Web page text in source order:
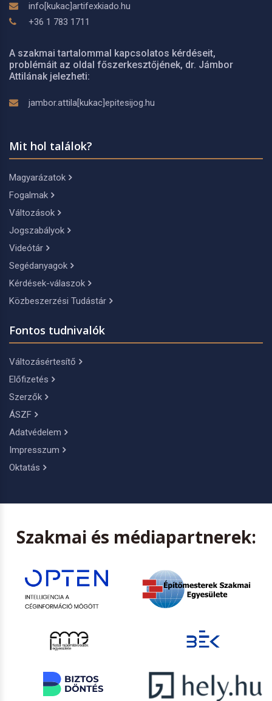
info[kukac]artifexkiado.hu
+36 1 783 1711
A szakmai tartalommal kapcsolatos kérdéseit,
problémáit az oldal főszerkesztőjének, dr. Jámbor
Attilának jelezheti:
jambor.attila[kukac]epitesijog.hu
Mit hol találok?
Magyarázatok
Fogalmak
Változások
Jogszabályok
Videótár
Segédanyagok
Kérdések-válaszok
Közbeszerzési Tudástár
Fontos tudnivalók
Változásértesítő
Előfizetés
Szerzők
ÁSZF
Adatvédelem
Impresszum
Oktatás
Szakmai és médiapartnerek: